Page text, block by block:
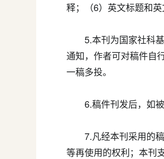
释；（6）英文标题和
5.本刊为国家社科基
通知，作者可对稿件自
一稿多投。
6.稿件刊发后，如被
7.凡经本刊采用的稿
等再使用的权利；本刊